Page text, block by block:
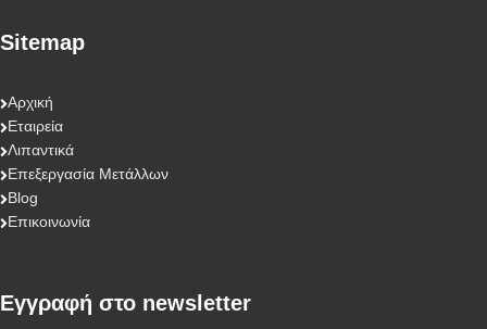
Sitemap
Αρχική
Εταιρεία
Λιπαντικά
Επεξεργασία Μετάλλων
Blog
Επικοινωνία
Eγγραφή στο newsletter